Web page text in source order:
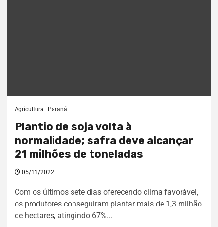
Agricultura Paraná
Plantio de soja volta à
normalidade; safra deve alcançar
21 milhões de toneladas
05/11/2022
Com os últimos sete dias oferecendo clima favorável,
os produtores conseguiram plantar mais de 1,3 milhão
de hectares, atingindo 67%...